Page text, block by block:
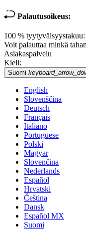
Palautusoikeus:
100 % tyytyväisyystakuu:
Voit palauttaa minkä
Asiakaspalvelu
Kieli:
Suomi
English
Slovenščina
Deutsch
Français
Italiano
Portuguese
Polski
Magyar
Slovenčina
Nederlands
Español
Hrvatski
Čeština
Dansk
Español MX
Suomi